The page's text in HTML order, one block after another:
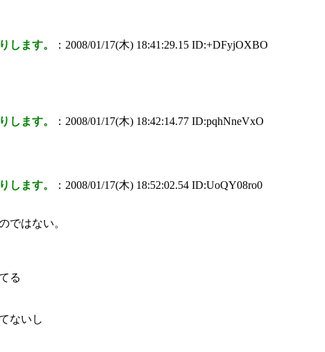
します。 ：2008/01/17(木) 18:41:29.15 ID:+DFyjOXBO
します。 ：2008/01/17(木) 18:42:14.77 ID:pqhNneVxO
します。 ：2008/01/17(木) 18:52:02.54 ID:UoQY08ro0
ではない。
る
ないし